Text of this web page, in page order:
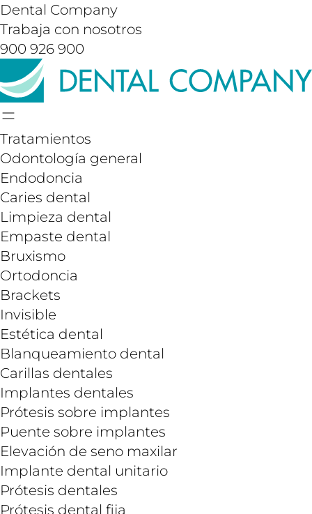
Dental Company
Trabaja con nosotros
900 926 900
Tratamientos
Odontología general
Endodoncia
Caries dental
Limpieza dental
Empaste dental
Bruxismo
Ortodoncia
Brackets
Invisible
Estética dental
Blanqueamiento dental
Carillas dentales
Implantes dentales
Prótesis sobre implantes
Puente sobre implantes
Elevación de seno maxilar
Implante dental unitario
Prótesis dentales
Prótesis dental fija